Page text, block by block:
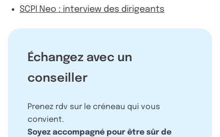
SCPI Neo : interview des dirigeants
Échangez avec un
conseiller
Prenez rdv sur le créneau qui vous
convient.
Soyez accompagné pour être sûr de